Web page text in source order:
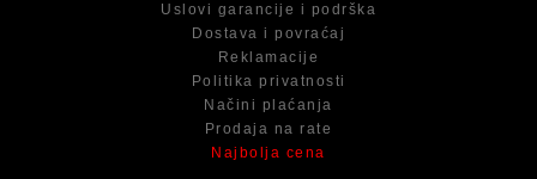
Uslovi garancije i podrška
Dostava i povraćaj
Reklamacije
Politika privatnosti
Načini plaćanja
Prodaja na rate
Najbolja cena